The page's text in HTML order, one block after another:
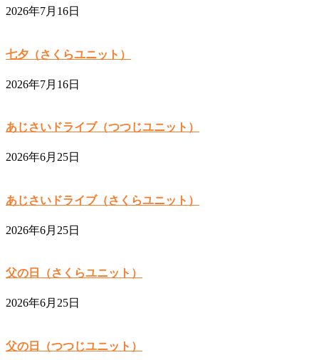
2026年7月16日
七夕（さくらユニット）
2026年7月16日
あじさいドライブ（つつじユニット）
2026年6月25日
あじさいドライブ（さくらユニット）
2026年6月25日
父の日（さくらユニット）
2026年6月25日
父の日（つつじユニット）